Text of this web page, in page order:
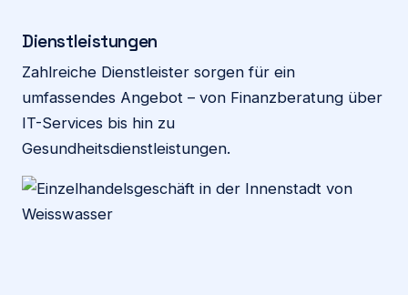
Dienstleistungen
Zahlreiche Dienstleister sorgen für ein
umfassendes Angebot – von Finanzberatung über
IT-Services bis hin zu
Gesundheitsdienstleistungen.